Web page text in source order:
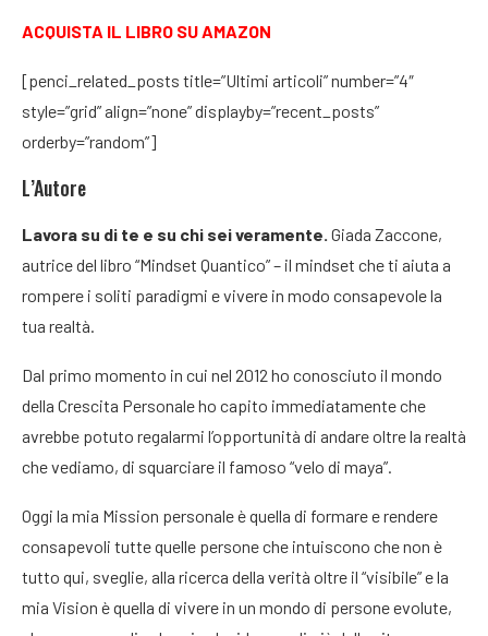
ACQUISTA IL LIBRO SU AMAZON
[penci_related_posts title=”Ultimi articoli” number=”4″
style=”grid” align=”none” displayby=”recent_posts”
orderby=”random”]
L’Autore
Lavora su di te e su chi sei veramente. Giada Zaccone,
autrice del libro “Mindset Quantico” – il mindset che ti aiuta a
rompere i soliti paradigmi e vivere in modo consapevole la
tua realtà.
Dal primo momento in cui nel 2012 ho conosciuto il mondo
della Crescita Personale ho capito immediatamente che
avrebbe potuto regalarmi l’opportunità di andare oltre la realtà
che vediamo, di squarciare il famoso “velo di maya”.
Oggi la mia Mission personale è quella di formare e rendere
consapevoli tutte quelle persone che intuiscono che non è
tutto qui, sveglie, alla ricerca della verità oltre il “visibile” e la
mia Vision è quella di vivere in un mondo di persone evolute,